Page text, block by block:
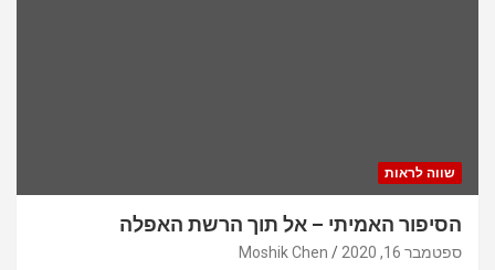
שווה לראות
הסיפור האמיתי – אל תוך הרשת האפלה
ספטמבר 16, 2020 Moshik Chen